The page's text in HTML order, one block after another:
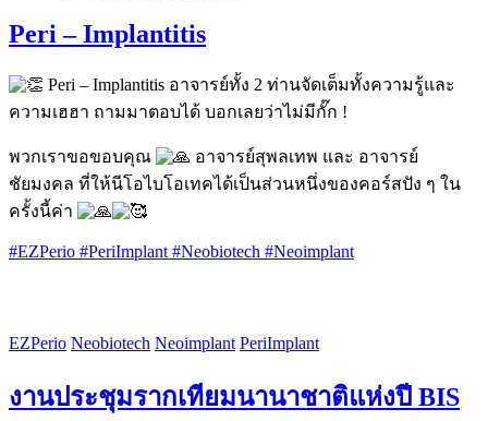
Peri – Implantitis
Peri – Implantitis อาจารย์ทั้ง 2 ท่านจัดเต็มทั้งความรู้และ
ความเฮฮา ถามมาตอบได้ บอกเลยว่าไม่มีกั๊ก !
พวกเราขอขอบคุณ
อาจารย์สุพลเทพ และ อาจารย์
ชัยมงคล ที่ให้นีโอไบโอเทคได้เป็นส่วนหนึ่งของคอร์สปัง ๆ ใน
ครั้งนี้ค่า
#EZPerio #PeriImplant #Neobiotech #Neoimplant
EZPerio Neobiotech Neoimplant PeriImplant
งานประชุมรากเทียมนานาชาติแห่งปี BIS